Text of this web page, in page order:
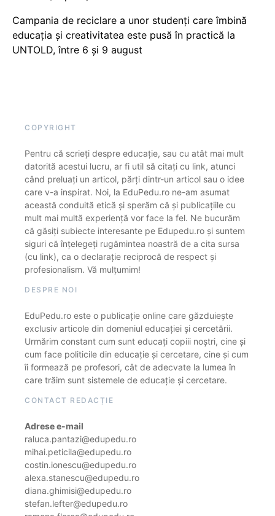
Campania de reciclare a unor studenți care îmbină
educația și creativitatea este pusă în practică la
UNTOLD, între 6 și 9 august
COPYRIGHT
Pentru că scrieți despre educație, sau cu atât mai mult
datorită acestui lucru, ar fi util să citați cu link, atunci
când preluați un articol, părți dintr-un articol sau o idee
care v-a inspirat. Noi, la EduPedu.ro ne-am asumat
această conduită etică și sperăm că și publicațiile cu
mult mai multă experiență vor face la fel. Ne bucurăm
că găsiți subiecte interesante pe Edupedu.ro și suntem
siguri că înțelegeți rugămintea noastră de a cita sursa
(cu link), ca o declarație reciprocă de respect și
profesionalism. Vă mulțumim!
DESPRE NOI
EduPedu.ro este o publicație online care găzduiește
exclusiv articole din domeniul educației și cercetării.
Urmărim constant cum sunt educați copiii noștri, cine și
cum face politicile din educație și cercetare, cine și cum
îi formează pe profesori, cât de adecvate la lumea în
care trăim sunt sistemele de educație și cercetare.
CONTACT REDACȚIE
Adrese e-mail
raluca.pantazi@edupedu.ro
mihai.peticila@edupedu.ro
costin.ionescu@edupedu.ro
alexa.stanescu@edupedu.ro
diana.ghimisi@edupedu.ro
stefan.lefter@edupedu.ro